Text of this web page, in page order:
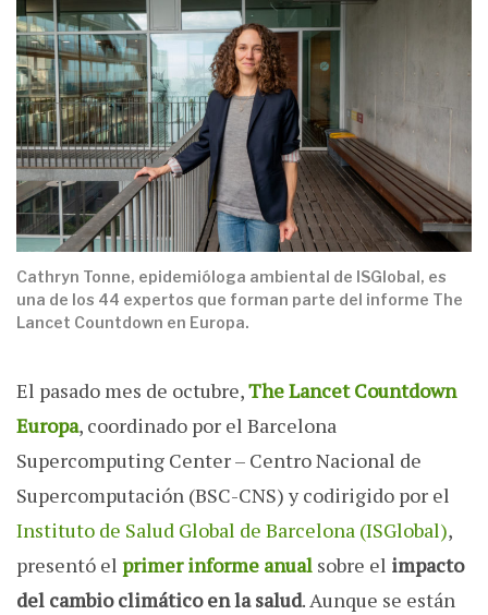
Cathryn Tonne, epidemióloga ambiental de ISGlobal, es
una de los 44 expertos que forman parte del informe The
Lancet Countdown en Europa.
El pasado mes de octubre,The Lancet Countdown
Europa, coordinado por el Barcelona
Supercomputing Center – Centro Nacional de
Supercomputación (BSC-CNS) y codirigido por el
Instituto de Salud Global de Barcelona (ISGlobal),
presentó el primer informe anual sobre el impacto
del cambio climático en la salud. Aunque se están